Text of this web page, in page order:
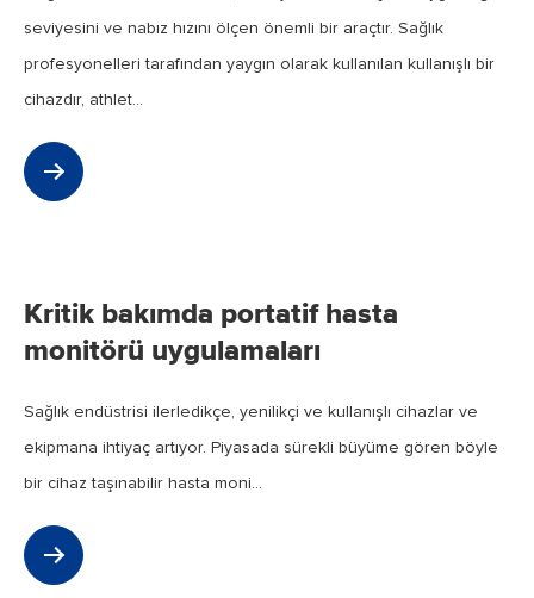
seviyesini ve nabız hızını ölçen önemli bir araçtır. Sağlık
profesyonelleri tarafından yaygın olarak kullanılan kullanışlı bir
cihazdır, athlet...
Kritik bakımda portatif hasta
monitörü uygulamaları
Sağlık endüstrisi ilerledikçe, yenilikçi ve kullanışlı cihazlar ve
ekipmana ihtiyaç artıyor. Piyasada sürekli büyüme gören böyle
bir cihaz taşınabilir hasta moni...